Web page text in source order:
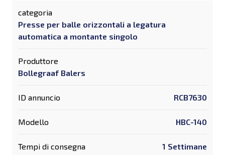
categoria
Presse per balle orizzontali a legatura
automatica a montante singolo
Produttore
Bollegraaf Balers
ID annuncio RCB7630
Modello HBC-140
Tempi di consegna 1 Settimane